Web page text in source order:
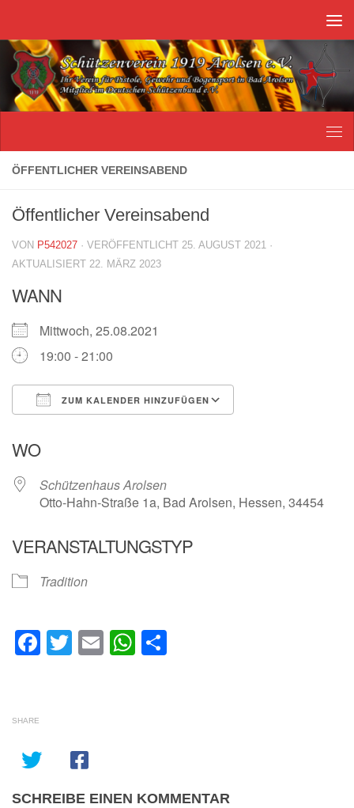
ÖFFENTLICHER VEREINSABEND
Öffentlicher Vereinsabend
VON P542027 · VERÖFFENTLICHT 25. AUGUST 2021 ·
AKTUALISIERT 22. MÄRZ 2023
WANN
Mittwoch, 25.08.2021
19:00 - 21:00
ZUM KALENDER HINZUFÜGEN
WO
Schützenhaus Arolsen
Otto-Hahn-Straße 1a, Bad Arolsen, Hessen, 34454
VERANSTALTUNGSTYP
Tradition
Facebook
Twitter
EmailWhatsApp
SHARE
SCHREIBE EINEN KOMMENTAR